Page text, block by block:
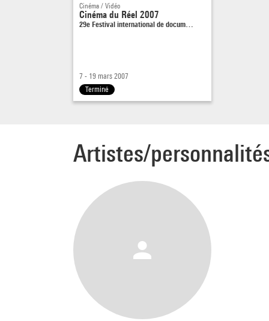
Cinéma / Vidéo
Cinéma du Réel 2007
29e Festival international de docum…
7 - 19 mars 2007
Terminé
Artistes/